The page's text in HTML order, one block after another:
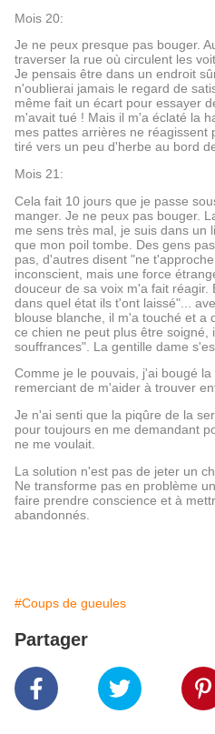
Mois 20:
Je ne peux presque pas bouger.
traverser la rue où circulent les
Je pensais être dans un endroit
n'oublierai jamais le regard de
même fait un écart pour essayer
m'avait tué ! Mais il m'a éclaté la
mes pattes arrières ne réagissent
tiré vers un peu d'herbe au bord
Mois 21:
Cela fait 10 jours que je passe
manger. Je ne peux pas bouger.
me sens très mal, je suis dans un
que mon poil tombe. Des gens
pas, d'autres disent "ne
inconscient, mais une force
douceur de sa voix m'a fait réagir.
dans quel état ils t'ont laissé"...
blouse blanche, il m'a touché et a
ce chien ne peut plus être soigné,
souffrances". La gentille dame
Comme je le pouvais, j'ai bougé
remerciant de m'aider à trouver
Je n'ai senti que la piqûre de la
pour toujours en me demandant
ne me voulait.
La solution n'est pas de jeter un
Ne transforme pas en problème
faire prendre conscience et à
abandonnés.
#Coups de gueules
Partager